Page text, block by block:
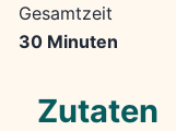
Gesamtzeit
30 Minuten
Zutaten